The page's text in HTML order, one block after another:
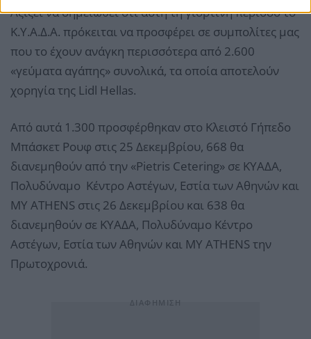
Αξίζει να σημειωθεί ότι αυτή τη γιορτινή περίοδο το
Κ.Υ.Α.Δ.Α. πρόκειται να προσφέρει σε συμπολίτες μας
που το έχουν ανάγκη περισσότερα από 2.600
«γεύματα αγάπης» συνολικά, τα οποία αποτελούν
χορηγία της Lidl Hellas.
Από αυτά 1.300 προσφέρθηκαν στο Κλειστό Γήπεδο
Μπάσκετ Ρουφ στις 25 Δεκεμβρίου, 668 θα
διανεμηθούν από την «Pietris Cetering» σε ΚΥΑΔΑ,
Πολυδύναμο Κέντρο Αστέγων, Εστία των Αθηνών και
MY ATHENS στις 26 Δεκεμβρίου και 638 θα
διανεμηθούν σε ΚΥΑΔΑ, Πολυδύναμο Κέντρο
Αστέγων, Εστία των Αθηνών και MY ATHENS την
Πρωτοχρονιά.